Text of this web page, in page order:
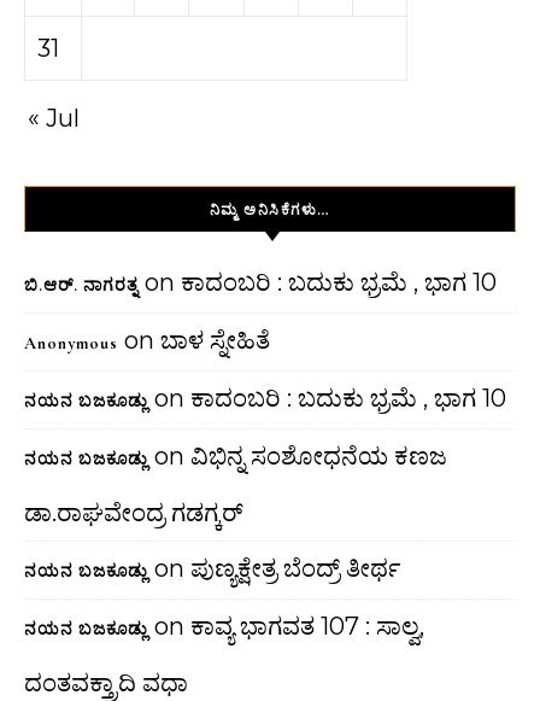
31
« Jul
ನಿಮ್ಮ ಅನಿಸಿಕೆಗಳು…
ಬಿ.ಆರ್. ನಾಗರತ್ನ on ಕಾದಂಬರಿ : ಬದುಕು ಭ್ರಮೆ , ಭಾಗ 10
Anonymous on ಬಾಳ ಸ್ನೇಹಿತೆ
ನಯನ ಬಜಕೂಡ್ಲು on ಕಾದಂಬರಿ : ಬದುಕು ಭ್ರಮೆ , ಭಾಗ 10
ನಯನ ಬಜಕೂಡ್ಲು on ವಿಭಿನ್ನ ಸಂಶೋಧನೆಯ ಕಣಜ
ಡಾ.ರಾಘವೇಂದ್ರ ಗಡಗ್ಕರ್
ನಯನ ಬಜಕೂಡ್ಲು on ಪುಣ್ಯಕ್ಷೇತ್ರ ಬೆಂದ್ರ್ ತೀರ್ಥ
ನಯನ ಬಜಕೂಡ್ಲು on ಕಾವ್ಯ ಭಾಗವತ 107 : ಸಾಲ್ವ,
ದಂತವಕ್ತ್ರಾದಿ ವಧಾ